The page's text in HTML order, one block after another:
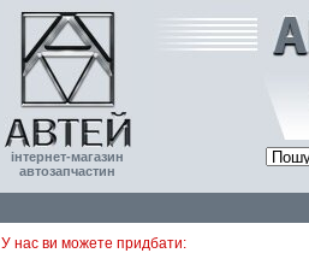
інтернет-магазин
автозапчастин
У нас ви можете придбати: